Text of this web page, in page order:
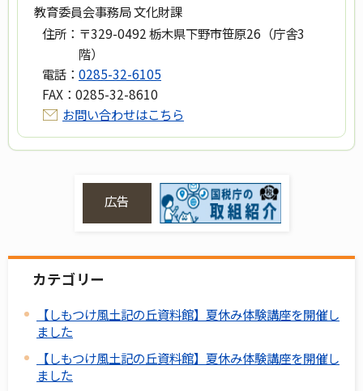
教育委員会事務局 文化財課
住所： 〒329-0492 栃木県下野市笹原26（庁舎3
階）
電話： 0285-32-6105
FAX： 0285-32-8610
お問い合わせはこちら
広告
カテゴリー
【しもつけ風土記の丘資料館】夏休み体験講座を開催し
ました
【しもつけ風土記の丘資料館】夏休み体験講座を開催し
ました